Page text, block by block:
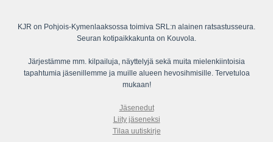
KJR on Pohjois-Kymenlaaksossa toimiva SRL:n alainen ratsastusseura.
Seuran kotipaikkakunta on Kouvola.
Järjestämme mm. kilpailuja, näyttelyjä sekä muita mielenkiintoisia
tapahtumia jäsenillemme ja muille alueen hevosihmisille. Tervetuloa
mukaan!
Jäsenedut
Liity jäseneksi
Tilaa uutiskirje